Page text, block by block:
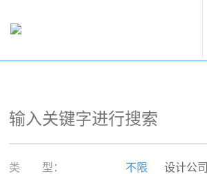
类 型： 不限 设计公司